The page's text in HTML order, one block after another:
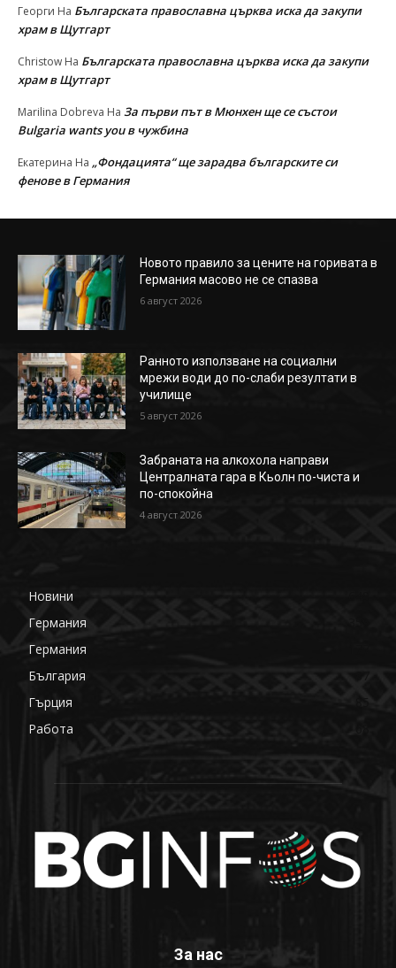
Георги На Българската православна църква иска да закупи
храм в Щутгарт
Christow На Българската православна църква иска да закупи
храм в Щутгарт
Marilina Dobreva На За първи път в Мюнхен ще се състои
Bulgaria wants you в чужбина
Екатерина На „Фондацията“ ще зарадва българските си
фенове в Германия
Новото правило за цените на горивата в
Германия масово не се спазва
6 август 2026
Ранното използване на социални
мрежи води до по-слаби резултати в
училище
5 август 2026
Забраната на алкохола направи
Централната гара в Кьолн по-чиста и
по-спокойна
4 август 2026
Новини
Германия
Германия
България
Гърция
Работа
За нас